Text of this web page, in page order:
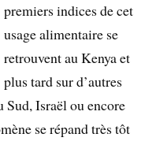
premiers indices de cet
usage alimentaire se
retrouvent au Kenya et
plus tard sur d’autres
Israël ou encore
se répand très tôt